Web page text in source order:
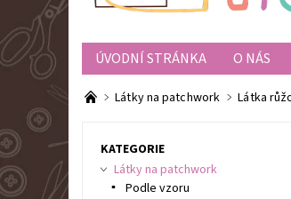
ÚVODNÍ STRÁNKA O NÁS
Látky na patchwork Látka
KATEGORIE
Látky na patchwork
Podle vzoru